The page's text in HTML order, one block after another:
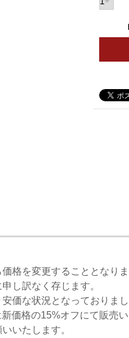
格を変更することとなりま
し訳なく存じます。
価な状況となっておりまし
価格の15%オフにて販売い
いたします。